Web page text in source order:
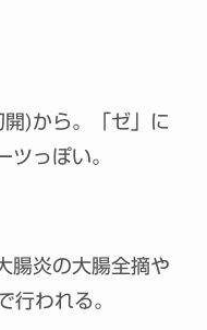
)から。「ゼ」に
ツっぽい。
腸炎の大腸全摘や
行われる。